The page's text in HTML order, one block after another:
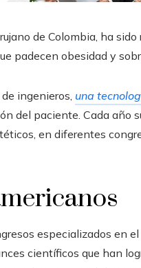
de Colombia, ha sido
padecen obesidad y
ingenieros, una
del paciente. Cada año
en diferentes
especializados en
científicos que han